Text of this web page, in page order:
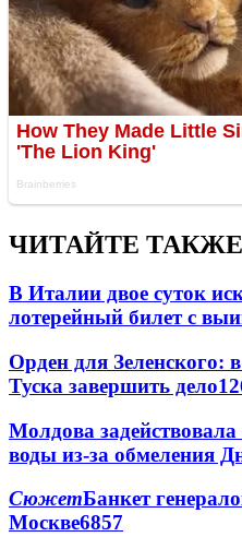
ЧИТАЙТЕ ТАКЖЕ
В Италии двое суток
лотерейный билет с
Орден для Зеленского:
Туска завершить дело
Молдова задействовала
воды из-за обмеления
СюжетБанкет
Москве6857